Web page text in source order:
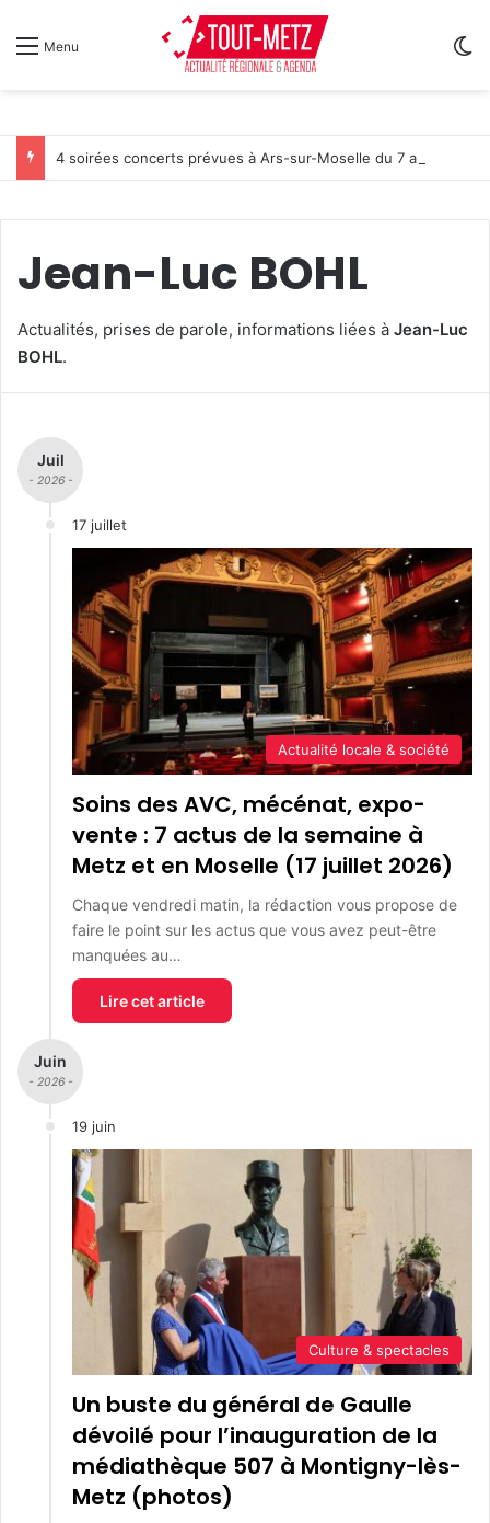
Menu
Jean-Luc BOHL
Actualités, prises de parole, informations liées à Jean-Luc
BOHL.
Juil
- 2026 -
17 juillet
Actualité locale & société
Soins des AVC, mécénat, expo-
vente : 7 actus de la semaine à
Metz et en Moselle (17 juillet 2026)
Chaque vendredi matin, la rédaction vous propose de
faire le point sur les actus que vous avez peut-être
manquées au…
Lire cet article
Juin
- 2026 -
19 juin
Culture & spectacles
Un buste du général de Gaulle
dévoilé pour l’inauguration de la
médiathèque 507 à Montigny-lès-
Metz (photos)